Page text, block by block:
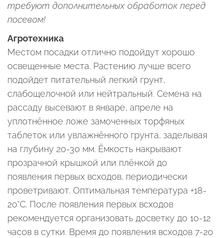
требуют дополнительных обработок перед
посевом!
Агротехника
Местом посадки отлично подойдут хорошо
освещенные места. Растению лучше всего
подойдет питательный легкий грунт,
слабощелочной или нейтральный. Семена на
рассаду высевают в январе, апреле на
уплотнённое ложе замоченных торфяных
таблеток или увлажнённого грунта, заделывая
на глубину 20-30 мм. Ёмкость накрывают
прозрачной крышкой или плёнкой до
появления первых всходов, периодически
проветривают. Оптимальная температура +18-
20°С. После появления первых всходов
рекомендуется организовать досветку до 10-12
часов в сутки. Время до появления всходов 7-20